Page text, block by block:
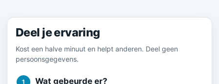
Deel je ervaring
Kost een halve minuut en helpt anderen. Deel geen
persoonsgegevens.
1 Wat gebeurde er?